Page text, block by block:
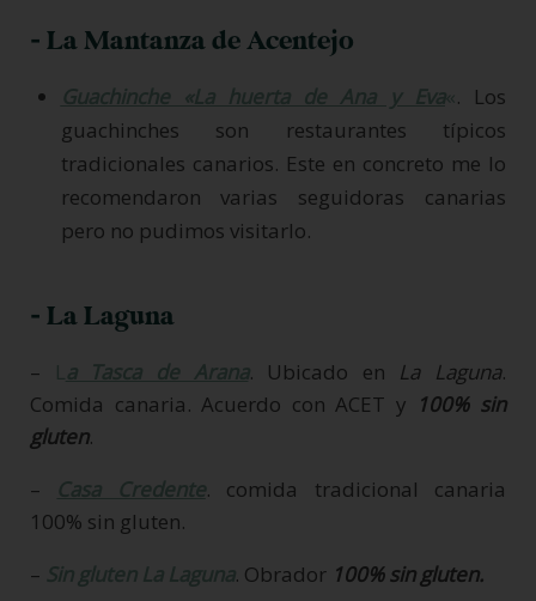
- La Mantanza de Acentejo
Guachinche «La huerta de Ana y Eva« . Los
guachinches son restaurantes típicos
tradicionales canarios. Este en concreto me lo
recomendaron varias seguidoras canarias
pero no pudimos visitarlo.
- La Laguna
– La Tasca de Arana. Ubicado en La Laguna.
Comida canaria. Acuerdo con ACET y 100% sin
gluten.
–
Casa Credente. comida tradicional canaria
100% sin gluten.
– Sin gluten La Laguna. Obrador 100% sin gluten.